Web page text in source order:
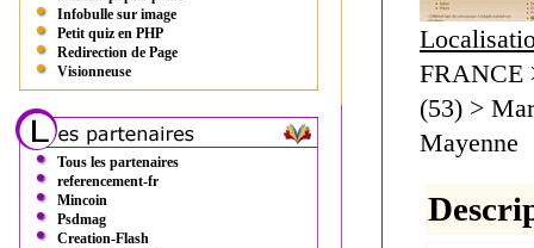
Infobulle sur image
Petit quiz en PHP
Redirection de Page
Visionneuse
Tous les partenaires
referencement-fr
Mincoin
Psdmag
Creation-Flash
FRANCE
(53) >
Mayenne